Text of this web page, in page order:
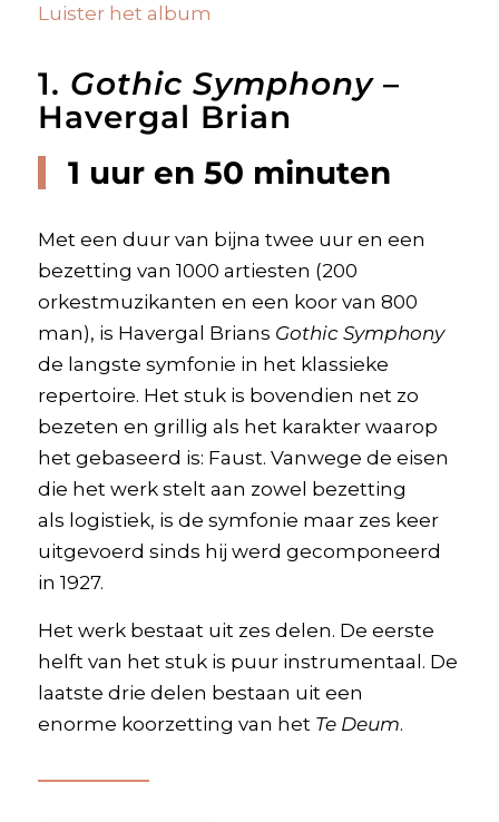
Luister het album
1. Gothic Symphony–
Havergal Brian
1 uur en 50 minuten
Met een duur van bijna twee uur en een
bezetting van 1000 artiesten (200
orkestmuzikanten en een koor van 800
man), is Havergal Brians Gothic Symphony
de langste symfonie in het klassieke
repertoire. Het stuk is bovendien net zo
bezeten en grillig als het karakter waarop
het gebaseerd is: Faust. Vanwege de eisen
die het werk stelt aan zowel bezetting
als logistiek, is de symfonie maar zes keer
uitgevoerd sinds hij werd gecomponeerd
in 1927.
Het werk bestaat uit zes delen. De eerste
helft van het stuk is puur instrumentaal. De
laatste drie delen bestaan uit een
enorme koorzetting van het Te Deum.